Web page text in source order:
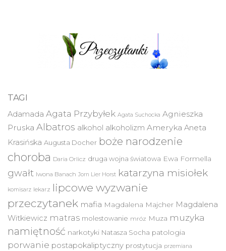
TAGI
Adamada Agata Przybyłek Agata Suchocka Agnieszka
Pruska Albatros alkohol alkoholizm Ameryka Aneta
Krasińska Augusta Docher boże narodzenie
choroba Daria Orlicz druga wojna światowa Ewa Formella
gwałt Iwona Banach Jorn Lier Horst katarzyna misiołek
komisarz lekarz lipcowe wyzwanie
przeczytanek mafia Magdalena Majcher Magdalena
Witkiewicz matras molestowanie mróz Muza muzyka
namiętność narkotyki Natasza Socha patologia
porwanie postapokaliptyczny prostytucja przemiana